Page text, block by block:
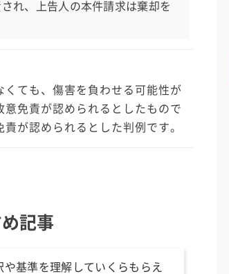
れ、上告人の本件請求は棄却を
ても、傷害を負わせる可能性が
免責が認められるとしたもので
が認められるとした判例です。
記事
基準を理解していくらもらえ